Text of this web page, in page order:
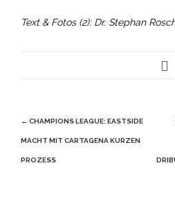
Text & Fotos (2): Dr. Stephan
Beitragsnavigation
← CHAMPIONS LEAGUE: EASTSIDE
MACHT MIT CARTAGENA KURZEN
PROZESS